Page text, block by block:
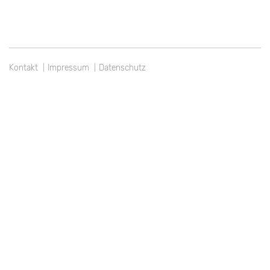
Kontakt Impressum Datenschutz